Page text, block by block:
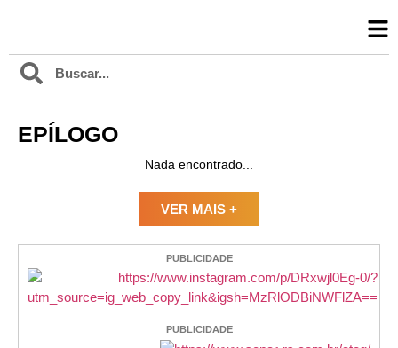
EPÍLOGO
Nada encontrado...
VER MAIS +
PUBLICIDADE
PUBLICIDADE